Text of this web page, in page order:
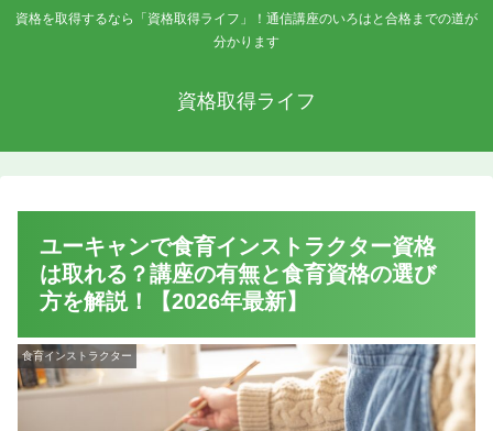
資格を取得するなら「資格取得ライフ」！通信講座のいろはと合格までの道が
分かります
資格取得ライフ
ユーキャンで食育インストラクター資格
は取れる？講座の有無と食育資格の選び
方を解説！【2026年最新】
食育インストラクター